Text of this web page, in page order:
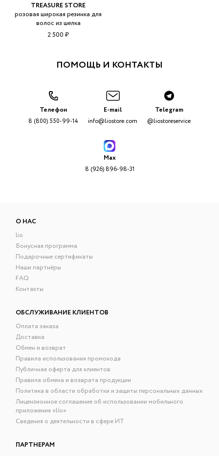
TREASURE STORE
розовая широкая резинка для
волос из шелка
2 500 ₽
ПОМОЩЬ И КОНТАКТЫ
Телефон
8 (800) 550-99-14
E-mail
info@liostore.com
Telegram
@liostoreservice
Max
8 (926) 896-98-31
О НАС
lio
Бонусная программа
Подарочные сертификаты
Наши партнёры
FAQ
Контакты
ОБСЛУЖИВАНИЕ КЛИЕНТОВ
Оплата заказа
Доставка
Обмен и возврат
Правила использования промокода
Публичная оферта для клиентов
Правила обмена и возврата продукции
Политика в области обработки и защиты персональных данных
Лицензионное соглашение об использовании мобильного
приложения «lío»
Сведения о деятельности в сфере ИТ
ПАРТНЕРАМ